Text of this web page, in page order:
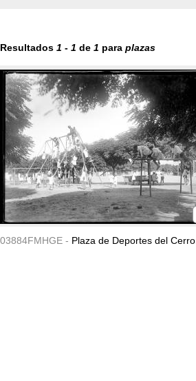
Resultados 1 - 1 de 1 para plazas
03884FMHGE - Plaza de Deportes del Cerro.